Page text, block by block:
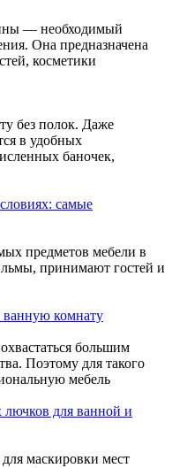
— необходимый
Она предназначена
косметики
без полок. Даже
в удобных
баночек,
самые
предметов мебели в
принимают гостей и
ванную комнату
большим
Поэтому для такого
мебель
для ванной и
маскировки мест